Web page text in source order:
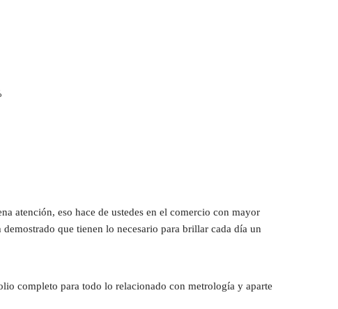
atención, eso hace de ustedes en el comercio con mayor
que tienen lo necesario para brillar cada día un
completo para todo lo relacionado con metrología y aparte